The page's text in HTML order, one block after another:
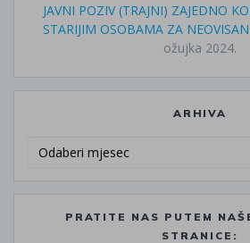
JAVNI POZIV (TRAJNI) ZAJEDNO
STARIJIM OSOBAMA ZA
ožujka 2024.
ARHIVA
PRATITE NAS PUTEM
STRANICE: